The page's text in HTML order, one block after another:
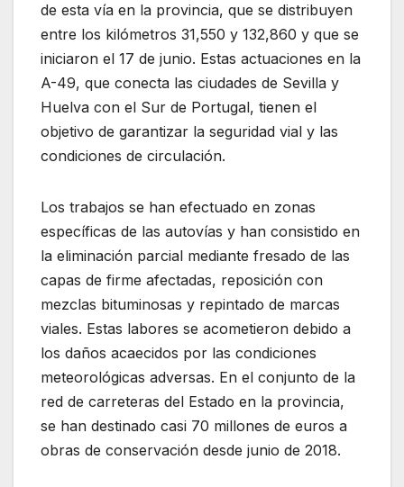
de esta vía en la provincia, que se distribuyen
entre los kilómetros 31,550 y 132,860 y que se
iniciaron el 17 de junio. Estas actuaciones en la
A-49, que conecta las ciudades de Sevilla y
Huelva con el Sur de Portugal, tienen el
objetivo de garantizar la seguridad vial y las
condiciones de circulación.
Los trabajos se han efectuado en zonas
específicas de las autovías y han consistido en
la eliminación parcial mediante fresado de las
capas de firme afectadas, reposición con
mezclas bituminosas y repintado de marcas
viales. Estas labores se acometieron debido a
los daños acaecidos por las condiciones
meteorológicas adversas. En el conjunto de la
red de carreteras del Estado en la provincia,
se han destinado casi 70 millones de euros a
obras de conservación desde junio de 2018.